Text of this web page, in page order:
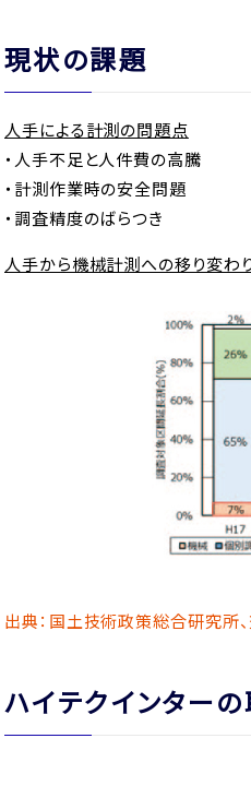
現状の課題
人手による計測の問題点
・人手不足と人件費の高騰
・計測作業時の安全問題
・調査精度のばらつき
人手から機械計測への移り変わ
出典：国土技術政策総合研究所
ハイテクインター